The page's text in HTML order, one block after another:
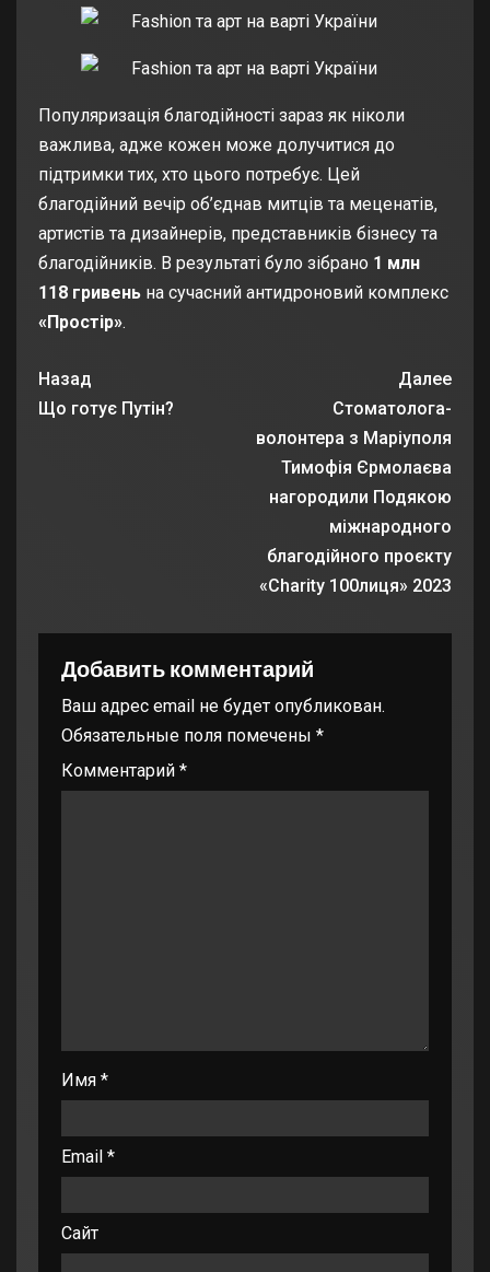
Популяризація благодійності зараз як ніколи
важлива, адже кожен може долучитися до
підтримки тих, хто цього потребує. Цей
благодійний вечір об’єднав митців та меценатів,
артистів та дизайнерів, представників бізнесу та
благодійників. В результаті було зібрано 1 млн
118 гривень на сучасний антидроновий комплекс
«Простір».
Назад
Що готує Путін?
Далее
Стоматолога-
волонтера з Маріуполя
Тимофія Єрмолаєва
нагородили Подякою
міжнародного
благодійного проєкту
«Charity 100лиця» 2023
Добавить комментарий
Ваш адрес email не будет опубликован.
Обязательные поля помечены *
Комментарий *
Имя *
Email *
Сайт